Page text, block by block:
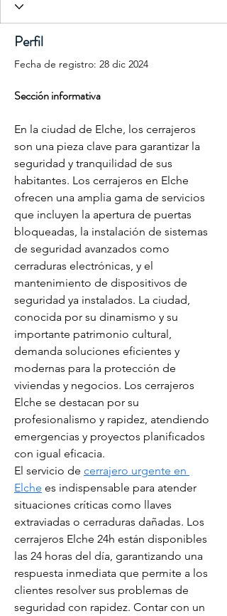
Perfil
Fecha de registro: 28 dic 2024
Sección informativa
En la ciudad de Elche, los cerrajeros
son una pieza clave para garantizar la
seguridad y tranquilidad de sus
habitantes. Los cerrajeros en Elche
ofrecen una amplia gama de servicios
que incluyen la apertura de puertas
bloqueadas, la instalación de sistemas
de seguridad avanzados como
cerraduras electrónicas, y el
mantenimiento de dispositivos de
seguridad ya instalados. La ciudad,
conocida por su dinamismo y su
importante patrimonio cultural,
demanda soluciones eficientes y
modernas para la protección de
viviendas y negocios. Los cerrajeros
Elche se destacan por su
profesionalismo y rapidez, atendiendo
emergencias y proyectos planificados
con igual eficacia.
El servicio de cerrajero urgente en
Elche es indispensable para atender
situaciones críticas como llaves
extraviadas o cerraduras dañadas. Los
cerrajeros Elche 24h están disponibles
las 24 horas del día, garantizando una
respuesta inmediata que permite a los
clientes resolver sus problemas de
seguridad con rapidez. Contar con un